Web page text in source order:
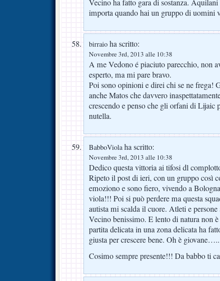
Vecino ha fatto gara di sostanza.
importa quando hai un gruppo di
birraio ha scritto:
Novembre 3rd, 2013 alle 10:38
A me Vedono é piaciuto parecchio, non
esperto, ma mi pare bravo.
Poi sono opinioni e direi chi se ne frega!
anche Matos che davvero
crescendo e penso che gli orfani di Lijaic
nutella.
BabboViolaha scritto:
Novembre 3rd, 2013 alle 10:38
Dedico questa vittoria ai tifosi dl
Ripeto il post di ieri, con un gruppo così
emoziono e sono fiero, vivendo a
viola!!! Poi si può perdere ma questa
autista mi scalda il cuore. Atleti e
Vecino benissimo. E lento di natura non
partita delicata in una zona delicata ha
giusta per crescere bene. Oh è giovane…..
Cosimo sempre presente!!! Da babbo ti